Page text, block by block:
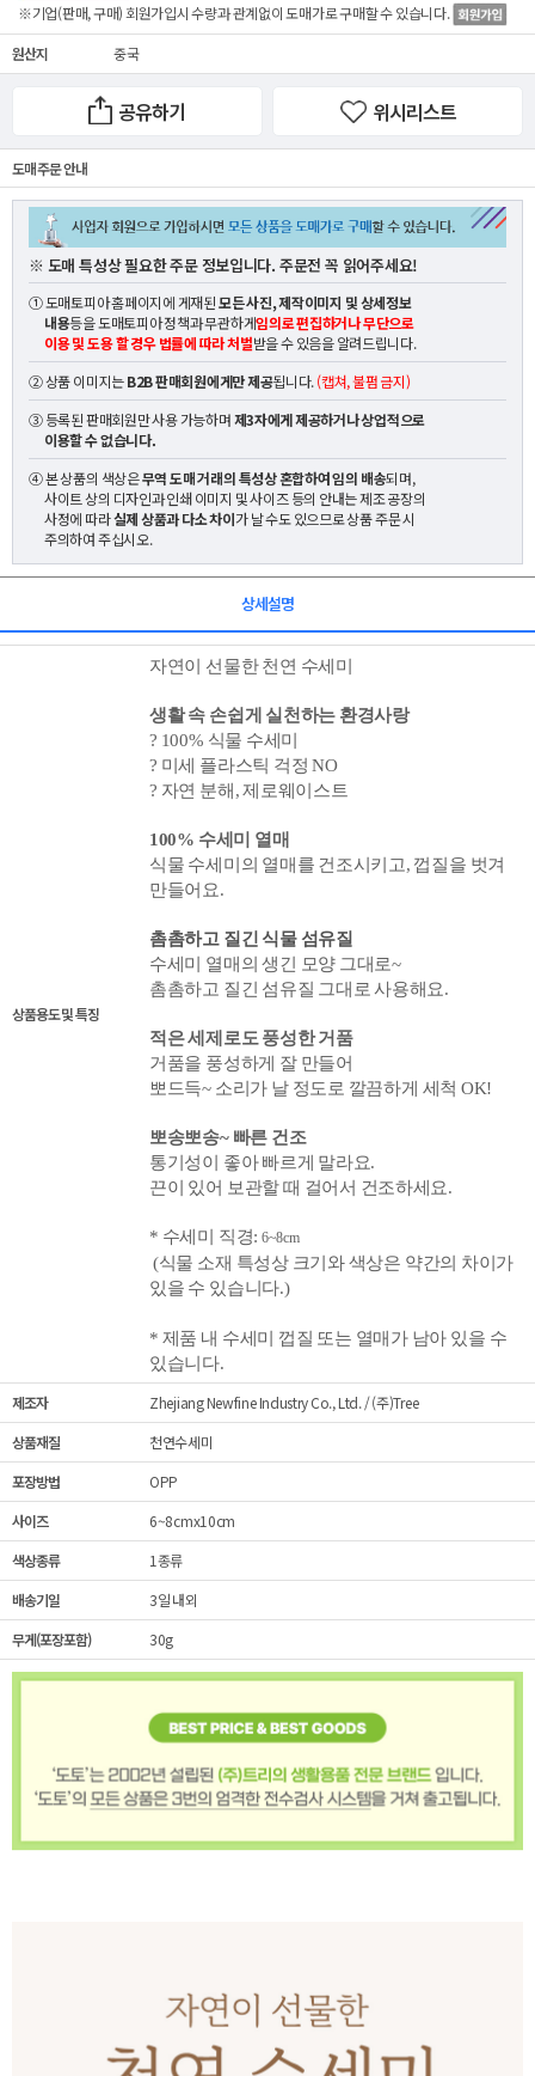
※기업(판매, 구매) 회원가입시 수량과 관계없이도매가로 구매할 수 있습니다.
원산지 중국
공유하기 위시리스트
도매 주문 안내
※ 도매 특성상 필요한 주문 정보입니다. 주문전 꼭 읽어주세요!
① 도매토피아 홈페이지에 게재된모든 사진, 제작이미지 및 상세정보
내용등을 도매토피아 정책과 무관하게임의로 편집하거나 무단으로
이용 및 도용 할 경우 법률에 따라 처벌받을 수 있음을 알려드립니다.
② 상품 이미지는B2B 판매회원에게만 제공됩니다.(캡쳐, 불펌 금지)
③ 등록된 판매회원만 사용 가능하며제3자에게 제공하거나 상업적으로
이용할 수 없습니다.
④ 본 상품의 색상은무역 도매 거래의 특성상 혼합하여 임의 배송되며,
사이트 상의 디자인과 인쇄 이미지 및 사이즈 등의 안내는 제조 공장의
사정에 따라실제 상품과 다소 차이가 날 수도 있으므로 상품 주문 시
주의하여 주십시오.
상세설명
상품용도 및 특징
자연이 선물한 천연 수세미
생활 속 손쉽게 실천하는 환경사랑
? 100% 식물 수세미
? 미세 플라스틱 걱정 NO
? 자연 분해, 제로웨이스트
100% 수세미 열매
식물 수세미의 열매를 건조시키고, 껍질을 벗겨
만들어요.
촘촘하고 질긴 식물 섬유질
수세미 열매의 생긴 모양 그대로~
촘촘하고 질긴 섬유질 그대로 사용해요.
적은 세제로도 풍성한 거품
거품을 풍성하게 잘 만들어
뽀드득~소리가 날 정도로 깔끔하게 세척 OK!
뽀송뽀송~ 빠른 건조
통기성이 좋아 빠르게 말라요.
끈이 있어 보관할 때 걸어서 건조하세요.
* 수세미 직경: 6~8cm
(식물 소재 특성상 크기와색상은 약간의 차이가
있을 수 있습니다.)
* 제품 내 수세미 껍질 또는 열매가 남아 있을 수
있습니다.
제조자
Zhejiang Newfine Industry Co., Ltd. / (주)Tree
상품재질
천연수세미
포장방법
OPP
사이즈
6~8cmx10cm
색상종류
1종류
배송기일
3일 내외
무게(포장포함)
30g